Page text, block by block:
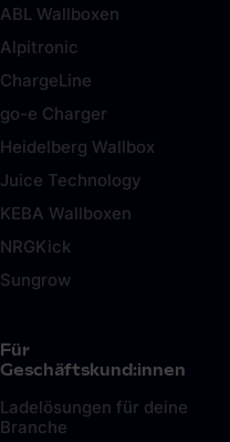
ABL Wallboxen
Alpitronic
ChargeLine
go-e Charger
Heidelberg Wallbox
Juice Technology
KEBA Wallboxen
NRGKick
Sungrow
Für
Geschäftskund:innen
Ladelösungen für deine
Branche